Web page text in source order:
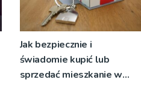
Jak bezpiecznie i
świadomie kupić lub
sprzedać mieszkanie w